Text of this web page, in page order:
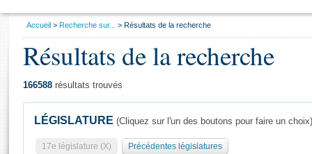
Général
Vous
Accueil Recherche sur... Résultats de la recherche
Résultats de la recherche
166588 résultats trouvés
LÉGISLATURE (Cliquez sur l'un des boutons pour faire un choix)
17e législature (X) Précédentes législatures